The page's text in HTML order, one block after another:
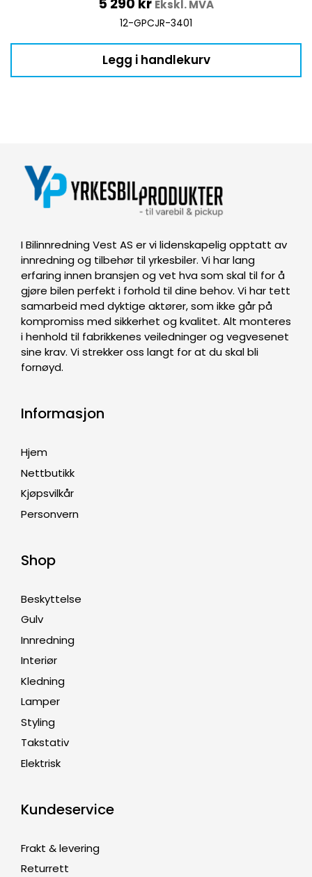
Ekskl. MVA
12-GPCJR-3401
Legg i handlekurv
I Bilinnredning Vest AS er vi lidenskapelig opptatt av
innredning og tilbehør til yrkesbiler. Vi har lang
erfaring innen bransjen og vet hva som skal til for å
gjøre bilen perfekt i forhold til dine behov. Vi har tett
samarbeid med dyktige aktører, som ikke går på
kompromiss med sikkerhet og kvalitet. Alt monteres
i henhold til fabrikkenes veiledninger og vegvesenet
sine krav. Vi strekker oss langt for at du skal bli
fornøyd.
Informasjon
Hjem
Nettbutikk
Kjøpsvilkår
Personvern
Shop
Beskyttelse
Gulv
Innredning
Interiør
Kledning
Lamper
Styling
Takstativ
Elektrisk
Kundeservice
Frakt & levering
Returrett